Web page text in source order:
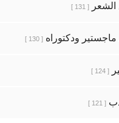
الشعر [ 131 ]
ودكتوراه [ 130 ]
[ 124 ]
[ 121 ]